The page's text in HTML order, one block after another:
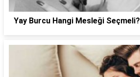
Yay Burcu Hangi Mesleği Seçmeli?